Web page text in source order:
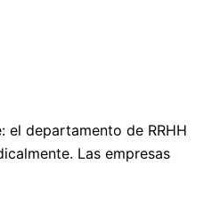
el departamento de RRHH
Las empresas